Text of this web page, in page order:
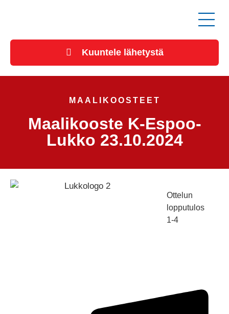
Kuuntele lähetystä
MAALIKOOSTEET
Maalikooste K-Espoo-
Lukko 23.10.2024
Ottelun
lopputulos
1-4